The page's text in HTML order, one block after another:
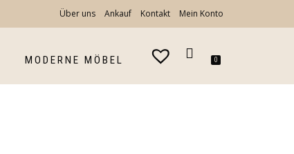
Über uns Ankauf Kontakt Mein Konto
MODERNE MÖBEL 0